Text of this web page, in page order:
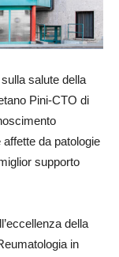
salute della
Pini-CTO di
da patologie
supporto
della
in